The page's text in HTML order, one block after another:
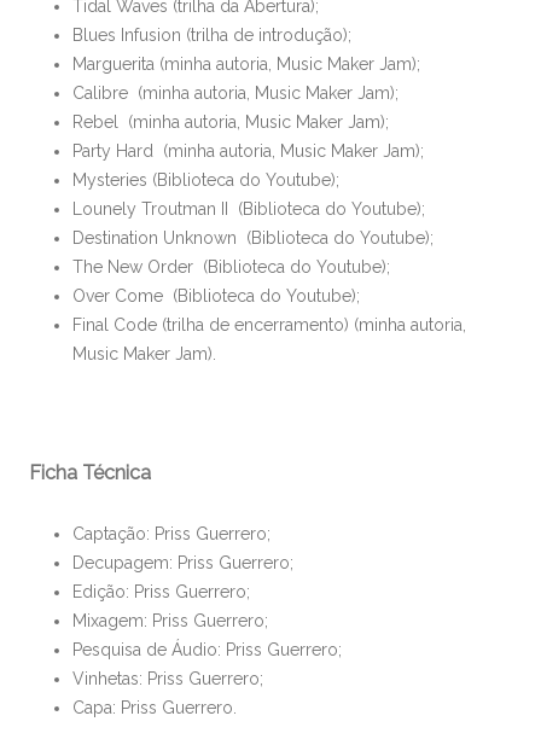
Tidal Waves (trilha da Abertura);
Blues Infusion (trilha de introdução);
Marguerita (minha autoria, Music Maker Jam);
Calibre (minha autoria, Music Maker Jam);
Rebel (minha autoria, Music Maker Jam);
Party Hard (minha autoria, Music Maker Jam);
Mysteries (Biblioteca do Youtube);
Lounely Troutman II (Biblioteca do Youtube);
Destination Unknown (Biblioteca do Youtube);
The New Order (Biblioteca do Youtube);
Over Come (Biblioteca do Youtube);
Final Code (trilha de encerramento) (minha autoria,
Music Maker Jam).
Ficha Técnica
Captação: Priss Guerrero;
Decupagem: Priss Guerrero;
Edição: Priss Guerrero;
Mixagem: Priss Guerrero;
Pesquisa de Áudio: Priss Guerrero;
Vinhetas: Priss Guerrero;
Capa: Priss Guerrero.